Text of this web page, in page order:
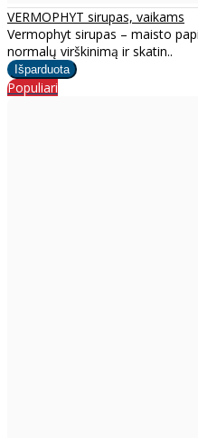
VERMOPHYT sirupas, vaikams
Vermophyt sirupas – maisto
normalų virškinimą ir skatin..
Populiari